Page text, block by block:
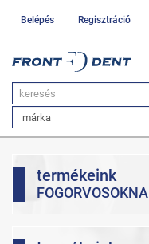
Belépés Regisztráció
termékeink